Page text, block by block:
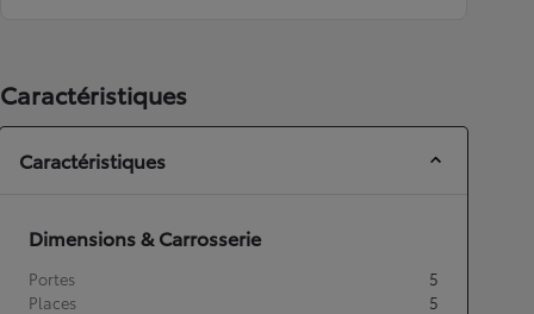
Caractéristiques
Caractéristiques
Dimensions & Carrosserie
Portes
5
Places
5